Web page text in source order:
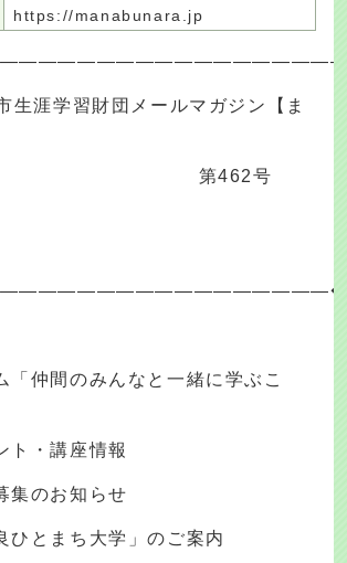
https://manabunara.jp
涯学習財団メールマガジン【ま
号
仲間のみんなと一緒に学ぶこ
・講座情報
のお知らせ
とまち大学」のご案内